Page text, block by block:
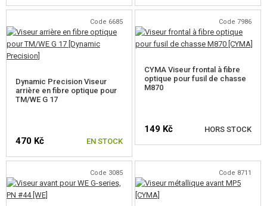
SILENCIEUX, CACHE-FLAMME, ADAPTATEURS
LASERS, LAMPES
RED DOT, LUNETTES, JUMELLES
CLIPS, ANNEAUX MAGPUL
SUPPORTS, RAILS
APPAREILS DE VISÉE
Code 6685
Dynamic Precision Viseur
arrière en fibre optique pour
TM/WE G 17
470 Kč EN STOCK
Code 7986
CYMA Viseur frontal à fibre
optique pour fusil de chasse
M870
149 Kč HORS STOCK
VÉRIFIER LA DISPONIBILITÉ
Code 3085 Code 8711